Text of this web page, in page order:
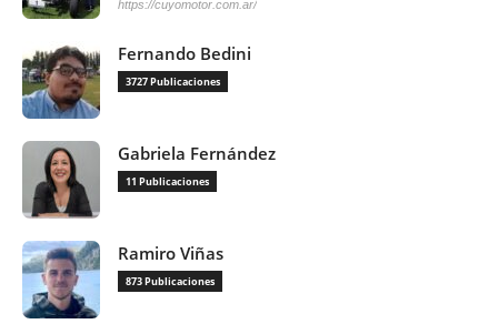
https://cuyomotor.com.ar/
Fernando Bedini
3727 Publicaciones
Gabriela Fernández
11 Publicaciones
Ramiro Viñas
873 Publicaciones